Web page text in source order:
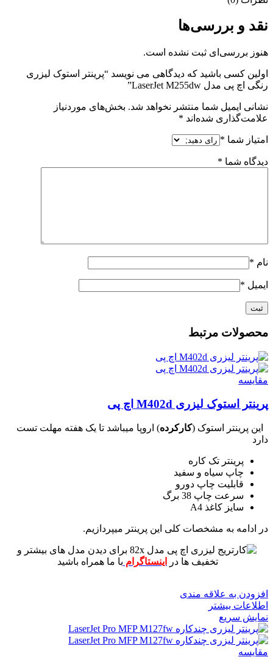
نقد و بررسی‌ها
هنوز بررسی‌ای ثبت نشده است.
اولین کسی باشید که دیدگاهی می نویسد “پرینتر استوک لیزری
رنگی اچ پی مدل LaserJet M255dw”
نشانی ایمیل شما منتشر نخواهد شد. بخش‌های موردنیاز
علامت‌گذاری شده‌اند *
امتیاز شما *
دیدگاه شما *
نام *
ایمیل *
محصولات مرتبط
مقايسه
پرینتر استوک لیزری M402d اچ پی
این پرینتر استوک (کارکرده) اروپا میباشد تا یک هفته مهلت تست
دارد
پرینتر تک کاره
چاپ سیاه و سفید
قابلیت چاپ دورو
سرعت چاپ 38 برگ
سایز کاغذ A4
در ادامه به مشخصات کلی این پرینتر میپردازیم.
برای دیدن مدل های بیشتر و
تخفیف ها در
اینستاگرام با ما همراه باشید
افزودن به علاقه مندی
اطلاعات بیشتر
نمایش سریع
مقايسه